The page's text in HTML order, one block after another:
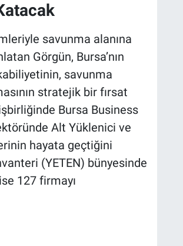
savunma alanına
Görgün, Bursa’nın
savunma
stratejik bir fırsat
Bursa Business
Alt Yüklenici ve
hayata geçtiğini
(YETEN) bünyesinde
127 firmayı